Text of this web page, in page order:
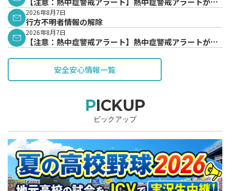
表されています。
2026年8月7日
行方不明者情報の解除
2026年8月7日
【注意：熱中症警戒アラート】熱中症警戒アラートが発
安全安心情報一覧
PICKUP
ピックアップ